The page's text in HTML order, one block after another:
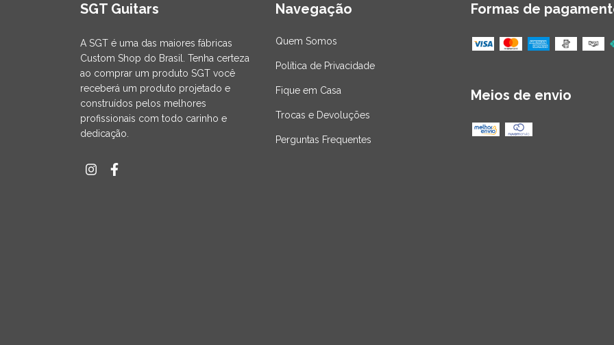
SGT Guitars
A SGT é uma das maiores fábricas
Custom Shop do Brasil. Tenha certeza
ao comprar um produto SGT você
receberá um produto projetado e
construídos pelos melhores
profissionais com todo carinho e
dedicação.
Navegação
Quem Somos
Política de Privacidade
Fique em Casa
Trocas e Devoluções
Perguntas Frequentes
Formas de
Meios de envio